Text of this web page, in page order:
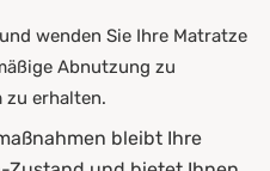
wenden Sie Ihre Matratze
Abnutzung zu
zu erhalten.
bleibt Ihre